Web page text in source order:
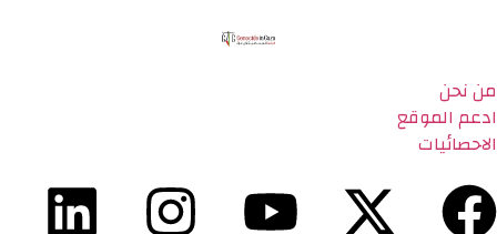
من نحن
ادعم الموقع
الاحصائيات